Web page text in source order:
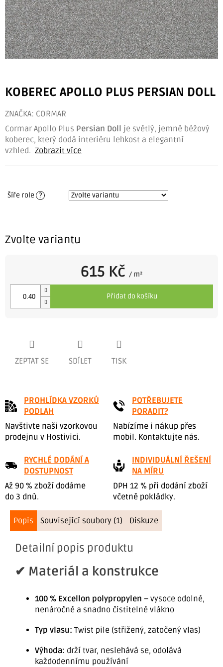
ZNAČKA: CORMAR
KOBEREC APOLLO PLUS PERSIAN DOLL
Zvolte variantu
Šíře role ?
Cormar Apollo Plus Persian Doll je světlý, jemně béžový
koberec, který dodá interiéru lehkost a elegantní
vzhled. Zobrazit více
TISK
ZEPTAT SE SDÍLET
615 Kč / m²
Měrná
Přidat do košíku
PROHLÍDKA VZORKŮ
PODLAH
Navštivte naši vzorkovou
prodejnu v Hostivici.
POTŘEBUJETE
PORADIT?
Nabízíme i nákup přes
mobil. Kontaktujte nás.
RYCHLÉ DODÁNÍ A
DOSTUPNOST
Až 90 % zboží dodáme
do 3 dnů.
INDIVIDUÁLNÍ ŘEŠENÍ
NA MÍRU
DPH 12 % při dodání zboží
včetně pokládky.
Popis Související soubory (1) Diskuze
Detailní popis produktu
✔ Materiál a konstrukce
100 % Excellon polypropylen – vysoce odolné,
nenáročné a snadno čistitelné vlákno
Typ vlasu: Twist pile (střižený, zatočený vlas)
Výhoda: drží tvar, neslehává se, odolává
každodennímu používání